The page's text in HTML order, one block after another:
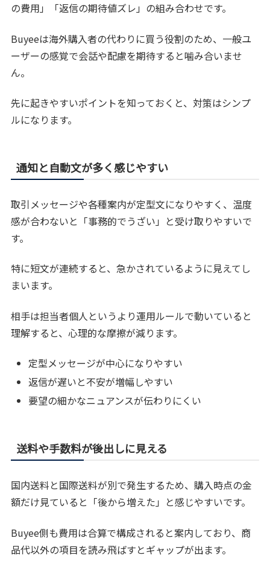
の費用」「返信の期待値ズレ」の組み合わせです。
Buyeeは海外購入者の代わりに買う役割のため、一般ユ
ーザーの感覚で会話や配慮を期待すると噛み合いませ
ん。
先に起きやすいポイントを知っておくと、対策はシンプ
ルになります。
通知と自動文が多く感じやすい
取引メッセージや各種案内が定型文になりやすく、温度
感が合わないと「事務的でうざい」と受け取りやすいで
す。
特に短文が連続すると、急かされているように見えてし
まいます。
相手は担当者個人というより運用ルールで動いていると
理解すると、心理的な摩擦が減ります。
定型メッセージが中心になりやすい
返信が遅いと不安が増幅しやすい
要望の細かなニュアンスが伝わりにくい
送料や手数料が後出しに見える
国内送料と国際送料が別で発生するため、購入時点の金
額だけ見ていると「後から増えた」と感じやすいです。
Buyee側も費用は合算で構成されると案内しており、商
品代以外の項目を読み飛ばすとギャップが出ます。